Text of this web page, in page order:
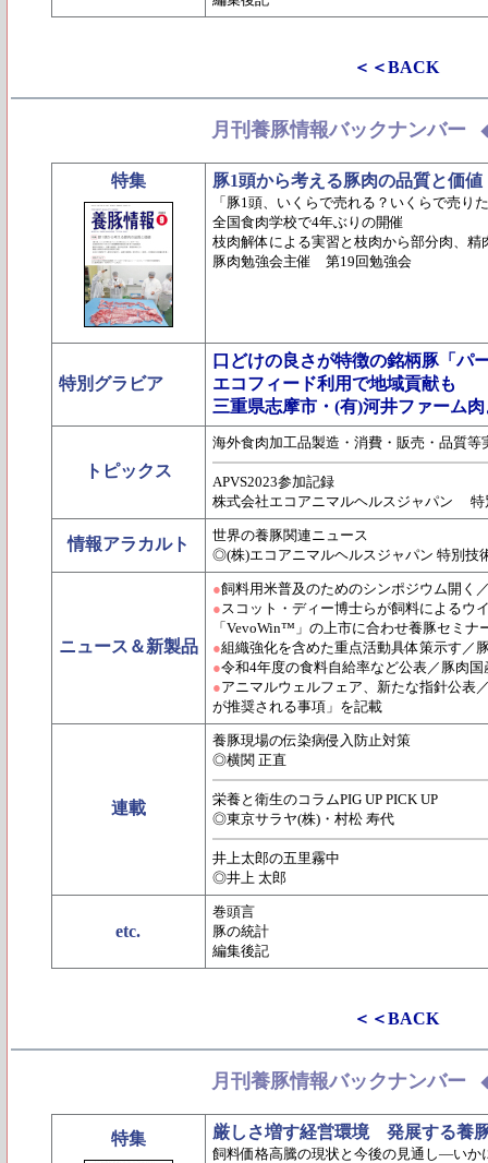
＜＜BACK
月刊養豚情報バックナンバー
特集 豚1頭から考える豚肉の品質と価値
「豚1頭、いくらで売れる？いくらで売り
全国食肉学校で4年ぶりの開催
枝肉解体による実習と枝肉から部分肉、精
豚肉勉強会主催 第19回勉強会
特別グラビア
口どけの良さが特徴の銘柄豚「パ
エコフィード利用で地域貢献も
三重県志摩市・(有)河井ファーム
トピックス
海外食肉加工品製造・消費・販売・品質
APVS2023参加記録
株式会社エコアニマルヘルスジャパン
情報アラカルト
世界の養豚関連ニュース
◎(株)エコアニマルヘルスジャパン 特別技
ニュース＆新製品
●飼料用米普及のためのシンポジウム開く
●スコット・ディー博士らが飼料によるウ
「VevoWin™」の上市に合わせ養豚セミナ
●組織強化を含めた重点活動具体策示す／
●令和4年度の食料自給率など公表／豚肉
●アニマルウェルフェア、新たな指針公表
が推奨される事項」を記載
連載
養豚現場の伝染病侵入防止対策
◎横関 正直
栄養と衛生のコラムPIG UP PICK UP
◎東京サラヤ(株)・村松 寿代
井上太郎の五里霧中
◎井上 太郎
etc.
巻頭言
豚の統計
編集後記
＜＜BACK
月刊養豚情報バックナンバー
特集 厳しさ増す経営環境 発展する養
飼料価格高騰の現状と今後の見通し―いか